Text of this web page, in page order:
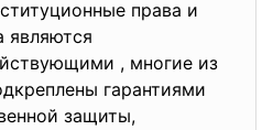
права и
являются
, многие из
гарантиями
защиты,